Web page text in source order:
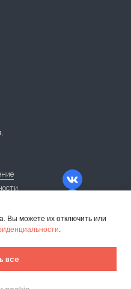
Вы можете их отключить или
.
все